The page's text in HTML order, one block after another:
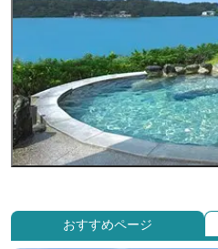
おすすめページ